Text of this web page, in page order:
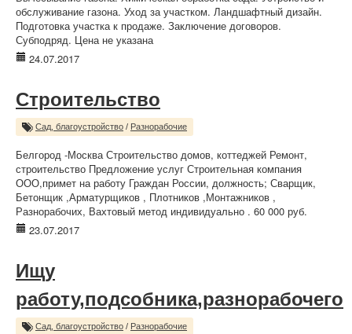
обслуживание газона. Уход за участком. Ландшафтный дизайн.
Подготовка участка к продаже. Заключение договоров.
Субподряд. Цена не указана
24.07.2017
Строительство
Сад, благоустройство / Разнорабочие
Белгород -Москва Строительство домов, коттеджей Ремонт,
строительство Предложение услуг Строительная компания
ООО,примет на работу Граждан России, должность; Сварщик,
Бетонщик ,Арматурщиков , Плотников ,Монтажников ,
Разнорабочих, Вахтовый метод индивидуально . 60 000 руб.
23.07.2017
Ищу
работу,подсобника,разнорабочего
Сад, благоустройство / Разнорабочие